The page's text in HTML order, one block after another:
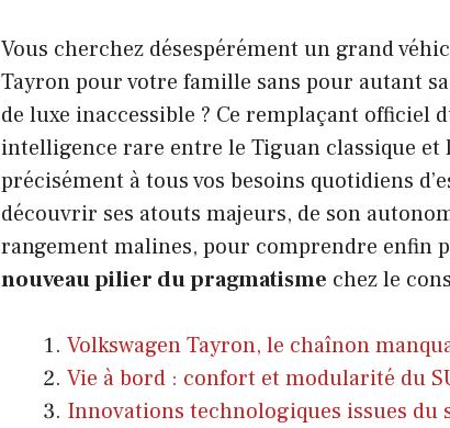
Vous cherchez désespérément un grand
Tayron pour votre famille sans pour autant
de luxe inaccessible ? Ce remplaçant officiel
intelligence rare entre le Tiguan classique
précisément à tous vos besoins quotidiens
découvrir ses atouts majeurs, de son
rangement malines, pour comprendre enfin
nouveau pilier du pragmatisme chez le
Volkswagen Tayron, le chaînon
Vie à bord : confort et modularité du
Innovations technologiques issues du